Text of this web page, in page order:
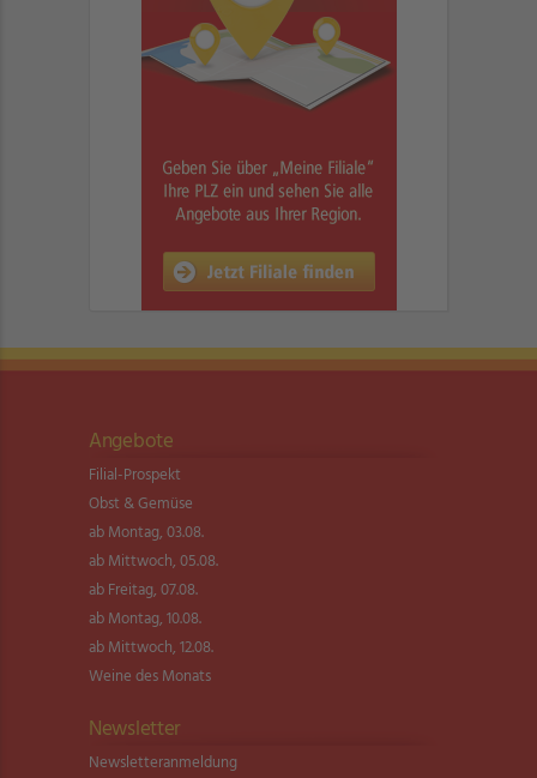
Angebote
Filial-Prospekt
Obst & Gemüse
ab Montag, 03.08.
ab Mittwoch, 05.08.
ab Freitag, 07.08.
ab Montag, 10.08.
ab Mittwoch, 12.08.
Weine des Monats
Newsletter
Newsletter­anmeldung